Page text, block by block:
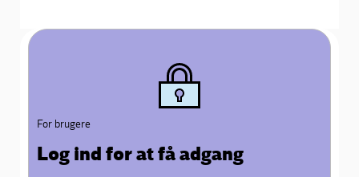
For brugere
Log ind for at få adgang